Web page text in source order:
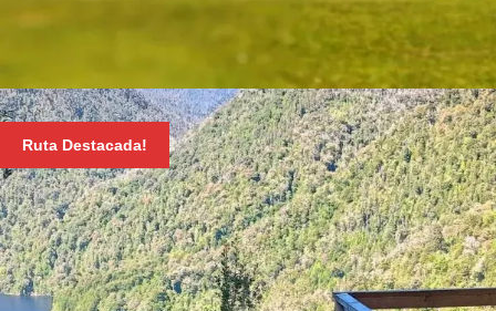
TREKKING LAGUNA CAYUTUÉ
$ 45.000
Ruta Destacada!